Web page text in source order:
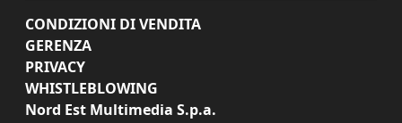
CONDIZIONI DI VENDITA
GERENZA
PRIVACY
WHISTLEBLOWING
Nord Est Multimedia S.p.a.